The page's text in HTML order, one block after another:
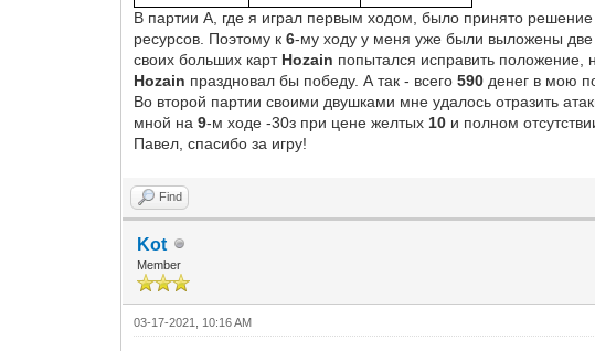
В партии А, где я играл первым ходом, было принято решение
ресурсов. Поэтому к6-му ходу у меня уже были выложены
своих больших карт Hozain попытался исправить положение,
Hozain праздновал бы победу. А так - всего590 денег в мою
Во второй партии своими двушками мне удалось отразить
мной на9-м ходе -30з при цене желтых 10 и полном
Павел, спасибо за игру!
Find
Kot
Member
03-17-2021, 10:16 AM